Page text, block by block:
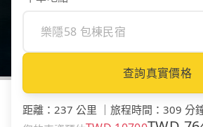
查詢真實價格
距離 ： 237 公里 旅程時間 ： 309 分